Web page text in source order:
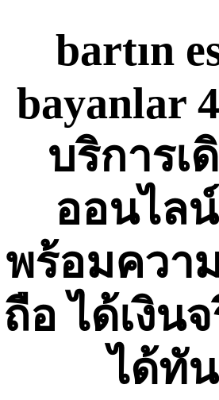
bartın
bayanlar
บริการเ
ออนไล
พร้อมควา
ถือ ได้เงิน
ได้ทั